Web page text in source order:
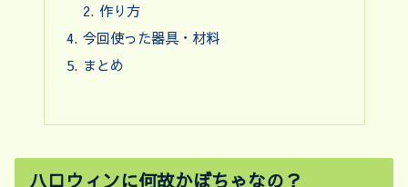
作り方
今回使った器具・材料
まとめ
ハロウィンに何故かぼちゃなの？